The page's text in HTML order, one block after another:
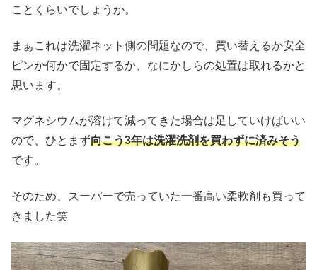
ことくらいでしょうか。
まぁこれは洗濯ネット側の問題なので、買い替えるか安全
ピンか何かで固定するか、なにかしらの処置は取れるかと
思います。
マグネシウムが溶けて減ってきた場合は足していけばいい
ので、ひとまず向こう3年は洗濯洗剤を買わずに済みそう
です。
そのため、スーパーで売っていた一番高い柔軟剤も買って
きました笑